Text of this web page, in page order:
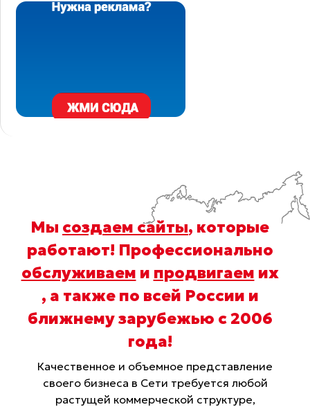
Мы создаем сайты, которые
работают! Профессионально
обслуживаем и продвигаем их
, а также по всей России и
ближнему зарубежью с 2006
года!
Качественное и объемное представление
своего бизнеса в Сети требуется любой
растущей коммерческой структуре,